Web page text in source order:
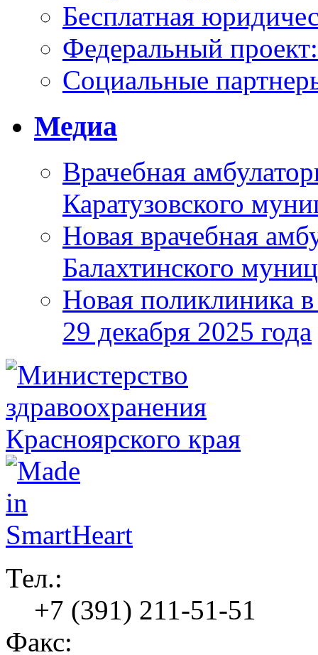
Бесплатная
Федеральный
Социальные
Медиа
Врачебная
Каратузовского
Новая врачебная
Балахтинского
Новая поликлиника
29 декабря 2025 года
Тел.:
+7 (391) 211-51-51
Факс: